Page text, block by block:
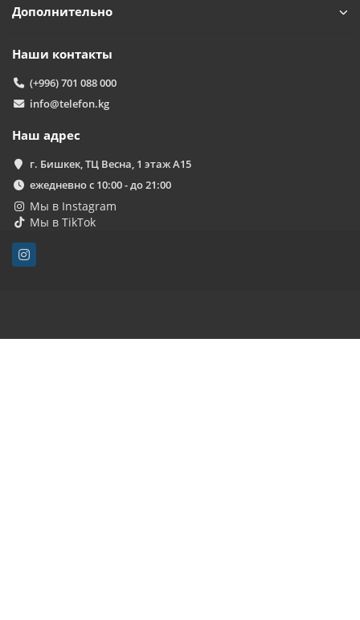
Дополнительно
Наши контакты
(+996) 701 088 000
info@telefon.kg
Наш адрес
г. Бишкек, ТЦ Весна, 1 этаж А15
ежедневно с 10:00 - до 21:00
Мы в Instagram
Мы в TikTok